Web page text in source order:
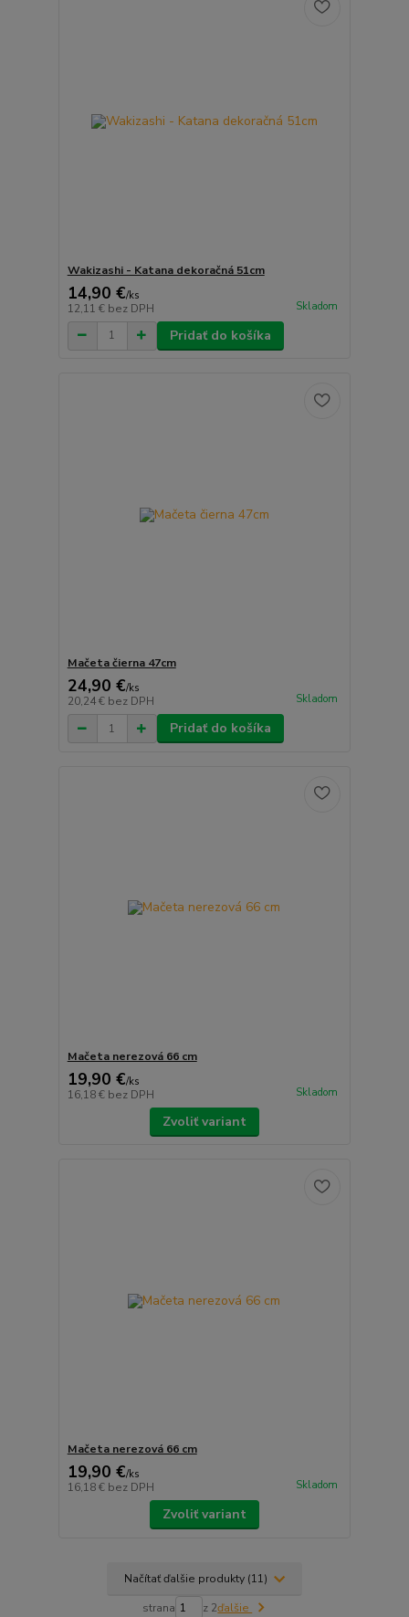
Wakizashi - Katana dekoračná 51cm
14,90 €/ks
12,11 € bez DPH Skladom
Pridať do košíka
Mačeta čierna 47cm
24,90 €/ks
20,24 € bez DPH Skladom
Pridať do košíka
Mačeta nerezová 66 cm
19,90 €/ks
16,18 € bez DPH Skladom
Zvoliť variant
Mačeta nerezová 66 cm
19,90 €/ks
16,18 € bez DPH Skladom
Zvoliť variant
Načítať ďalšie produkty (11)
strana z 2ďalšie